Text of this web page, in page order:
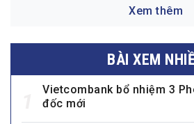
Xem thêm
BÀI XEM
Vietcombank bổ nhiệm 3
đốc mới